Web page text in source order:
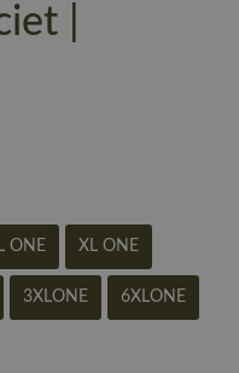
|
L ONE XL ONE
3XLONE 6XLONE